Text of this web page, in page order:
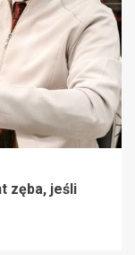
zęba, jeśli